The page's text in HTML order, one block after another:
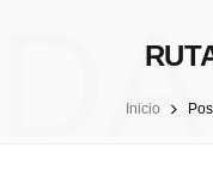
Inicio